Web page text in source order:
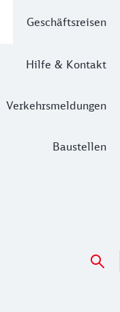
Geschäftsreisen
Hilfe & Kontakt
Verkehrsmeldungen
Baustellen